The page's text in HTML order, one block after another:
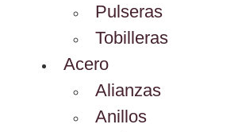
Pulseras
Tobilleras
Acero
Alianzas
Anillos